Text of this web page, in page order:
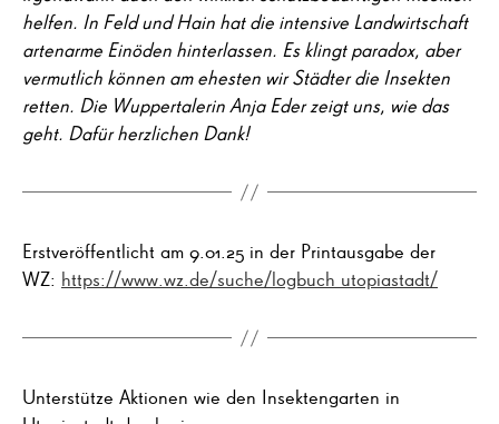
helfen. In Feld und Hain hat die intensive Landwirtschaft
artenarme Einöden hinterlassen. Es klingt paradox, aber
vermutlich können am ehesten wir Städter die Insekten
retten. Die Wuppertalerin Anja Eder zeigt uns, wie das
geht. Dafür herzlichen Dank!
Erstveröffentlicht am 9.01.25 in der Printausgabe der
WZ: https://www.wz.de/suche/logbuch utopiastadt/
Unterstütze Aktionen wie den Insektengarten in